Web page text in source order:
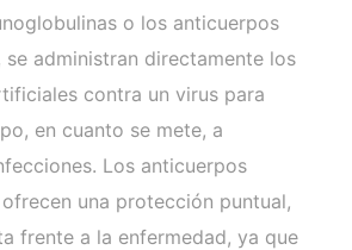
o los anticuerpos
se administran directamente los
contra un virus para
en cuanto se mete, a
Los anticuerpos
una protección puntual,
frente a la enfermedad, ya que